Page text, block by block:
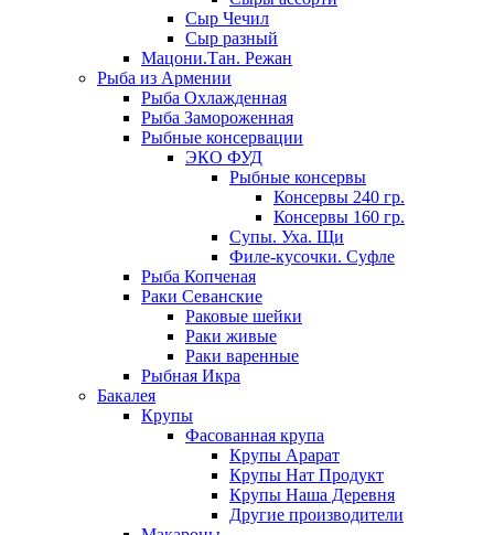
Сыр Чечил
Сыр разный
Мацони.Тан. Режан
Рыба из Армении
Рыба Охлажденная
Рыба Замороженная
Рыбные консервации
ЭКО ФУД
Рыбные консервы
Консервы 240 гр.
Консервы 160 гр.
Супы. Уха. Щи
Филе-кусочки. Суфле
Рыба Копченая
Раки Севанские
Раковые шейки
Раки живые
Раки варенные
Рыбная Икра
Бакалея
Крупы
Фасованная крупа
Крупы Арарат
Крупы Нат Продукт
Крупы Наша Деревня
Другие производители